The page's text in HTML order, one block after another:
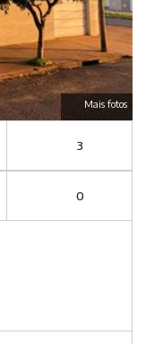
Mais fotos
3
0